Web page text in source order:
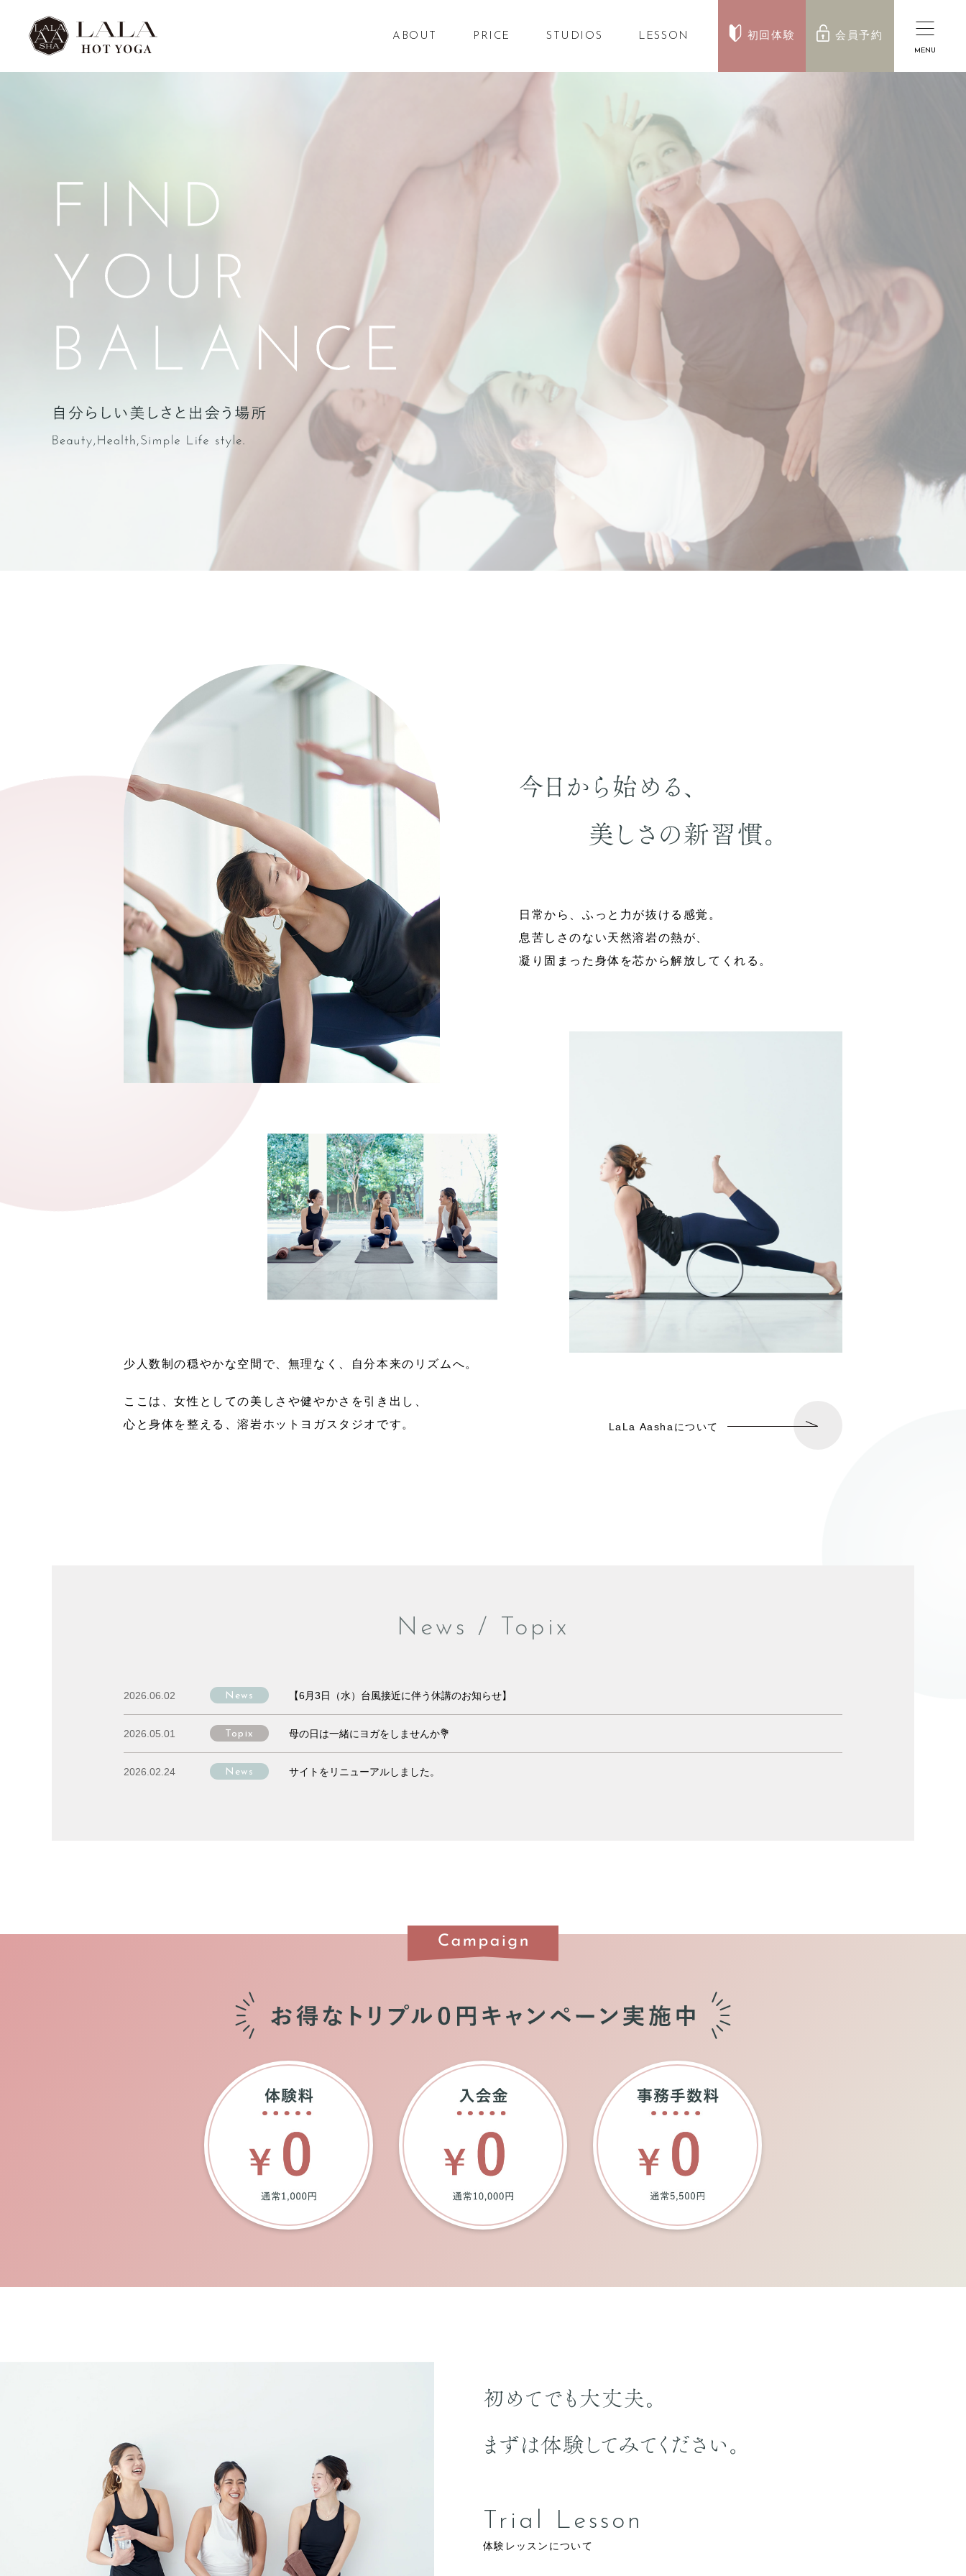
ABOUT PRICE STUDIOS LESSON 初回体験 会員予約
日常から、ふっと力が抜ける感覚。
息苦しさのない天然溶岩の熱が、
凝り固まった身体を芯から解放してくれる。
少人数制の穏やかな空間で、無理なく、自分本来のリズムへ。
ここは、女性としての美しさや健やかさを引き出し、
心と身体を整える、溶岩ホットヨガスタジオです。
LaLa Aashaについて
News / Topix
News
News
2026.06.02 【6月3日（水）台風接近に伴う休講のお知らせ】
Topix
2026.05.01 母の日は一緒にヨガをしませんか💐
News
2026.02.24 サイトをリニューアルしました。
Trial Lesson
体験レッスンについて